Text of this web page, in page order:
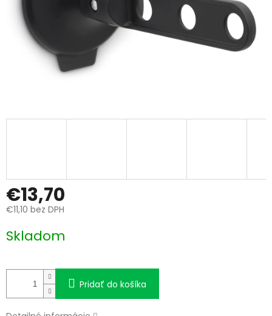
€13,70
€11,10 bez DPH
cena:
Skladom
Pridať do košíka